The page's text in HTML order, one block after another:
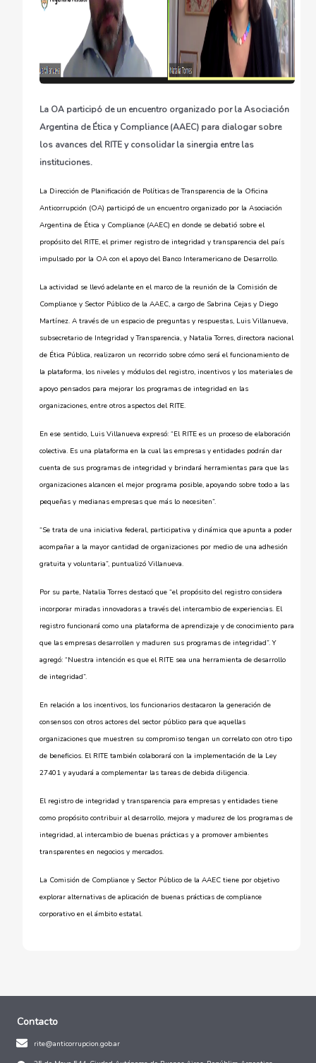
La OA participó de un encuentro organizado por la Asociación
Argentina de Ética y Compliance (AAEC) para dialogar sobre
los avances del RITE y consolidar la sinergia entre las
instituciones.
La Dirección de Planificación de Políticas de Transparencia de la Oficina
Anticorrupción (OA) participó de un encuentro organizado por la Asociación
Argentina de Ética y Compliance (AAEC) en donde se debatió sobre el
propósito del RITE, el primer registro de integridad y transparencia del país
impulsado por la OA con el apoyo del Banco Interamericano de Desarrollo.
La actividad se llevó adelante en el marco de la reunión de la Comisión de
Compliance y Sector Público de la AAEC, a cargo de Sabrina Cejas y Diego
Martínez. A través de un espacio de preguntas y respuestas, Luis Villanueva,
subsecretario de Integridad y Transparencia, y Natalia Torres, directora nacional
de Ética Pública, realizaron un recorrido sobre cómo será el funcionamiento de
la plataforma, los niveles y módulos del registro, incentivos y los materiales de
apoyo pensados para mejorar los programas de integridad en las
organizaciones, entre otros aspectos del RITE.
En ese sentido, Luis Villanueva expresó: “El RITE es un proceso de elaboración
colectiva. Es una plataforma en la cual las empresas y entidades podrán dar
cuenta de sus programas de integridad y brindará herramientas para que las
organizaciones alcancen el mejor programa posible, apoyando sobre todo a las
pequeñas y medianas empresas que más lo necesiten”.
“Se trata de una iniciativa federal, participativa y dinámica que apunta a poder
acompañar a la mayor cantidad de organizaciones por medio de una adhesión
gratuita y voluntaria”, puntualizó Villanueva.
Por su parte, Natalia Torres destacó que “el propósito del registro considera
incorporar miradas innovadoras a través del intercambio de experiencias. El
registro funcionará como una plataforma de aprendizaje y de conocimiento para
que las empresas desarrollen y maduren sus programas de integridad”. Y
agregó: “Nuestra intención es que el RITE sea una herramienta de desarrollo
de integridad”.
En relación a los incentivos, los funcionarios destacaron la generación de
consensos con otros actores del sector público para que aquellas
organizaciones que muestren su compromiso tengan un correlato con otro tipo
de beneficios. El RITE también colaborará con la implementación de la Ley
27401 y ayudará a complementar las tareas de debida diligencia.
El registro de integridad y transparencia para empresas y entidades tiene
como propósito contribuir al desarrollo, mejora y madurez de los programas de
integridad, al intercambio de buenas prácticas y a promover ambientes
transparentes en negocios y mercados.
La Comisión de Compliance y Sector Público de la AAEC tiene por objetivo
explorar alternativas de aplicación de buenas prácticas de compliance
corporativo en el ámbito estatal.
Contacto
rite@anticorrupcion.gob.ar